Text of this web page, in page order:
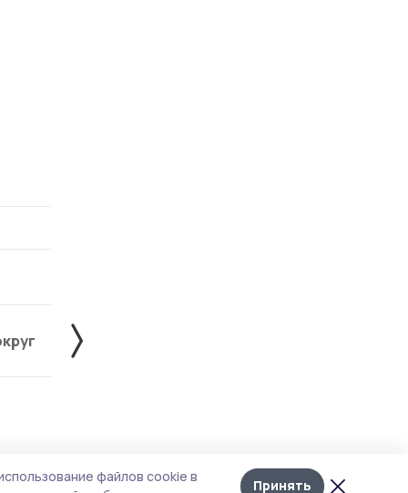
Лента
новостей
Жердевский округ
файлов cookie в
Принять